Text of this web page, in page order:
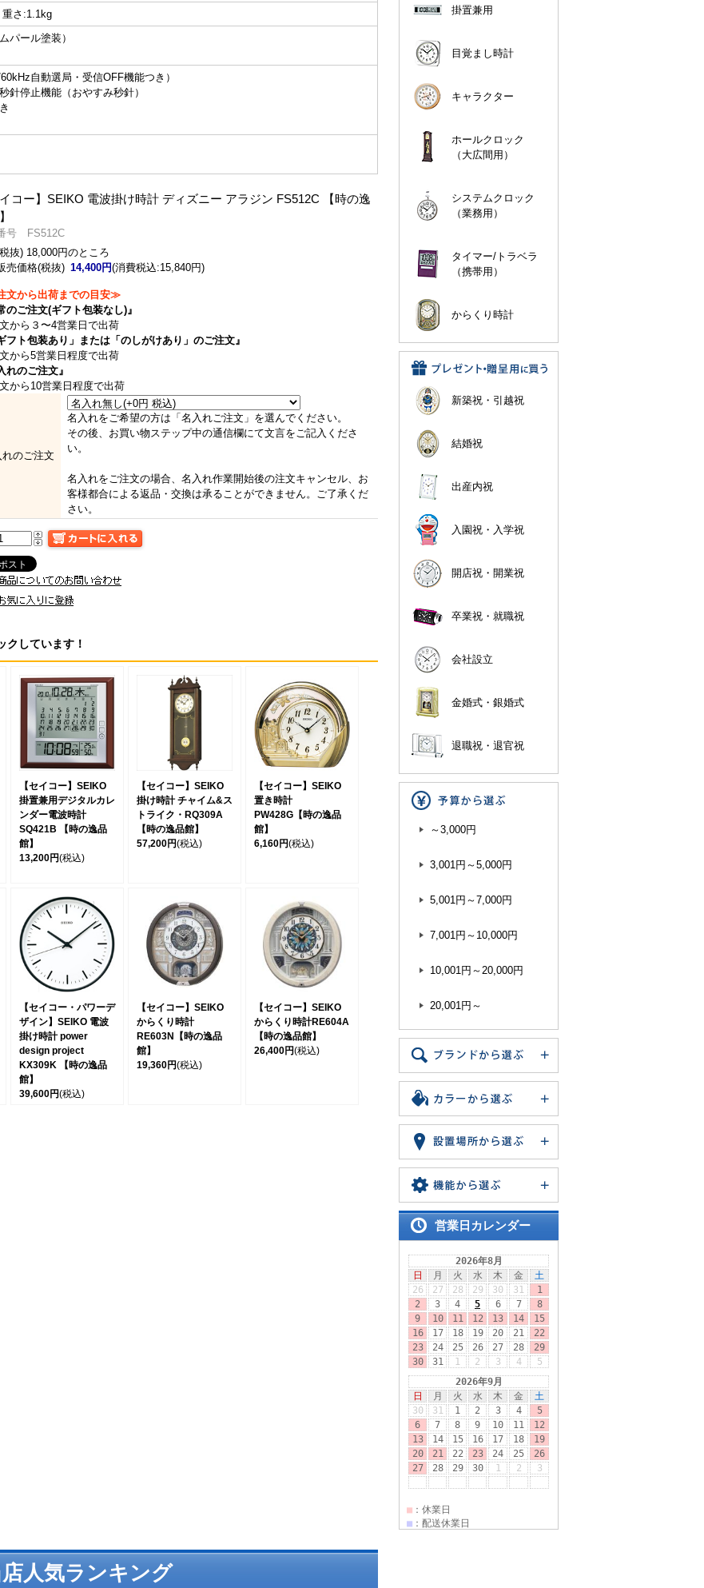
さ:1.1kg
パール塗装）
自動選局・受信OFF機能つき）
針停止機能（おやすみ秒針）
イコー】SEIKO 電波掛け時計 ディズニー アラジン FS512C 【時の逸
号 FS512C
抜) 18,000円のところ
売価格(税抜) 14,400円(消費税込:15,840円)
文から出荷までの目安≫
のご注文(ギフト包装なし)』
から３〜4営業日で出荷
フト包装あり」または「のしがけあり」のご注文』
から5営業日程度で出荷
れのご注文』
から10営業日程度で出荷
れのご注文
名入れをご希望の方は「名入れご注文」を選んでください。
その後、お買い物ステップ中の通信欄にて文言をご記入くださ
い。
名入れをご注文の場合、名入れ作業開始後の注文キャンセル、お
客様都合による返品・交換は承ることができません。ご了承くだ
さい。
クしています！
【セイコー】SEIKO
掛置兼用デジタルカレ
ンダー電波時計
SQ421B 【時の逸品
館】
13,200円(税込)
【セイコー】SEIKO
掛け時計 チャイム&ス
トライク・RQ309A
【時の逸品館】
57,200円(税込)
【セイコー】SEIKO
置き時計
PW428G【時の逸品
館】
6,160円(税込)
【セイコー・パワーデ
ザイン】SEIKO 電波
掛け時計 power
design project
KX309K 【時の逸品
館】
39,600円(税込)
【セイコー】SEIKO
からくり時計
RE603N【時の逸品
館】
19,360円(税込)
【セイコー】SEIKO
からくり時計RE604A
【時の逸品館】
26,400円(税込)
掛置兼用
目覚まし時計
キャラクター
ホールクロック
（大広間用）
システムクロック
（業務用）
タイマー/トラベラ
（携帯用）
からくり時計
新築祝・引越祝
結婚祝
出産内祝
入園祝・入学祝
開店祝・開業祝
卒業祝・就職祝
会社設立
金婚式・銀婚式
退職祝・退官祝
～3,000円
3,001円～5,000円
5,001円～7,000円
7,001円～10,000円
10,001円～20,000円
20,001円～
営業日カレンダー
人気ランキング